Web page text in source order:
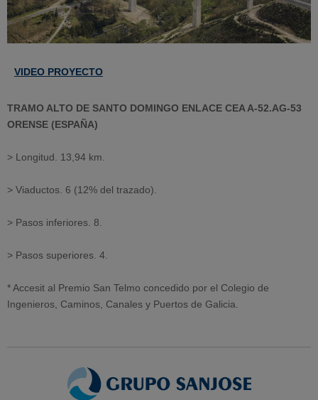
VIDEO PROYECTO
TRAMO ALTO DE SANTO DOMINGO ENLACE CEA A-52.AG-53
ORENSE (ESPAÑA)
> Longitud. 13,94 km.
> Viaductos. 6 (12% del trazado).
> Pasos inferiores. 8.
> Pasos superiores. 4.
* Accesit al Premio San Telmo concedido por el Colegio de
Ingenieros, Caminos, Canales y Puertos de Galicia.